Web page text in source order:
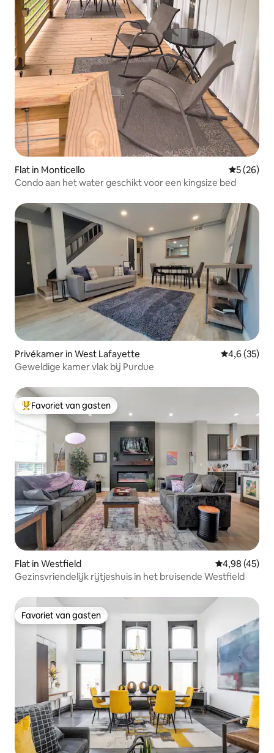
Flat in Monticello
5 (26)
Condo aan het water geschikt voor een kingsize bed
Privékamer in West Lafayette
4,6 (35)
Geweldige kamer vlak bij Purdue
Topfavoriet van gasten
Favoriet van gasten
Flat in Westfield Gemiddelde
4,98 (45)
Gezinsvriendelijk rijtjeshuis in het bruisende Westfield
Favoriet van gasten
Favoriet van gasten